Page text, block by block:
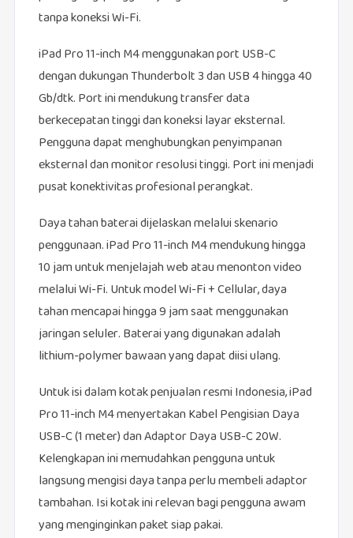
tanpa koneksi Wi-Fi.
iPad Pro 11-inch M4 menggunakan port USB-C
dengan dukungan Thunderbolt 3 dan USB 4 hingga 40
Gb/dtk. Port ini mendukung transfer data
berkecepatan tinggi dan koneksi layar eksternal.
Pengguna dapat menghubungkan penyimpanan
eksternal dan monitor resolusi tinggi. Port ini menjadi
pusat konektivitas profesional perangkat.
Daya tahan baterai dijelaskan melalui skenario
penggunaan. iPad Pro 11-inch M4 mendukung hingga
10 jam untuk menjelajah web atau menonton video
melalui Wi-Fi. Untuk model Wi-Fi + Cellular, daya
tahan mencapai hingga 9 jam saat menggunakan
jaringan seluler. Baterai yang digunakan adalah
lithium-polymer bawaan yang dapat diisi ulang.
Untuk isi dalam kotak penjualan resmi Indonesia, iPad
Pro 11-inch M4 menyertakan Kabel Pengisian Daya
USB-C (1 meter) dan Adaptor Daya USB-C 20W.
Kelengkapan ini memudahkan pengguna untuk
langsung mengisi daya tanpa perlu membeli adaptor
tambahan. Isi kotak ini relevan bagi pengguna awam
yang menginginkan paket siap pakai.